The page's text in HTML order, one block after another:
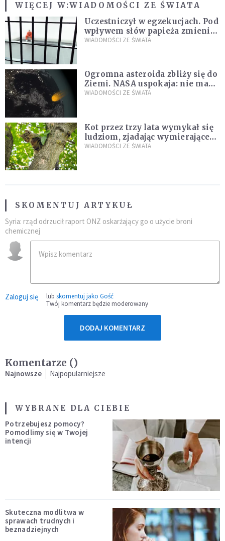
WIĘCEJ W:WIADOMOŚCI ZE ŚWIATA
Uczestniczył w egzekucjach. Pod
wpływem słów papieża zmienił
zdanie
WIADOMOŚCI ZE ŚWIATA
Ogromna asteroida zbliży się do
Ziemi. NASA uspokaja: nie ma
zagrożenia
WIADOMOŚCI ZE ŚWIATA
Kot przez trzy lata wymykał się
ludziom, zjadając wymierające
kaczki. W końcu popełnił
WIADOMOŚCI ZE ŚWIATA
SKOMENTUJ ARTYKUŁ
Syria: rząd odrzucił raport ONZ oskarżający go o użycie broni
chemicznej
Zaloguj się lub skomentuj jako Gość
Twój komentarz będzie moderowany
DODAJ KOMENTARZ
Komentarze ()
Najnowsze Najpopularniejsze
WYBRANE DLA CIEBIE
Potrzebujesz pomocy?
Pomodlimy się w Twojej
intencji
Skuteczna modlitwa w
sprawach trudnych i
beznadziejnych